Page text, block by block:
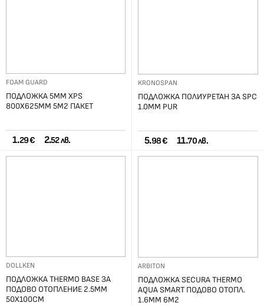
FOAM GUARD
ПОДЛОЖКА 5ММ XPS
800Х625ММ 5М2 ПАКЕТ
1.29 € 2.52 лв.
KRONOSPAN
ПОДЛОЖКА ПОЛИУРЕТАН ЗА SPC
1.0ММ PUR
5.98 € 11.70 лв.
DOLLKEN
ПОДЛОЖКА THERMO BASE ЗА
ПОДОВО ОТОПЛЕНИЕ 2.5ММ
50Х100СМ
ARBITON
ПОДЛОЖКА SECURA THERMO
AQUA SMART ПОДОВО ОТОПЛ.
1.6ММ 6М2